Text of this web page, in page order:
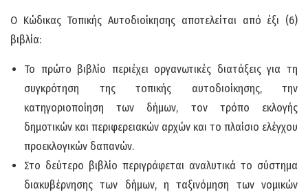
Ο Κώδικας Τοπικής Αυτοδιοίκησης αποτελείται από έξι (6)
βιβλία:
Το πρώτο βιβλίο περιέχει οργανωτικές διατάξεις για τη
συγκρότηση της τοπικής αυτοδιοίκησης, την
κατηγοριοποίηση των δήμων, τον τρόπο εκλογής
δημοτικών και περιφερειακών αρχών και το πλαίσιο ελέγχου
προεκλογικών δαπανών.
Στο δεύτερο βιβλίο περιγράφεται αναλυτικά το σύστημα
διακυβέρνησης των δήμων, η ταξινόμηση των νομικών